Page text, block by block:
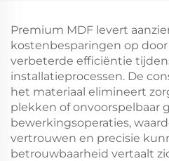
Premium MDF levert
kostenbesparingen op
verbeterde efficiëntie
installatieprocessen. De
het materiaal elimineert
plekken of onvoorspelbaar
bewerkingsoperaties,
vertrouwen en precisie
betrouwbaarheid vertaalt